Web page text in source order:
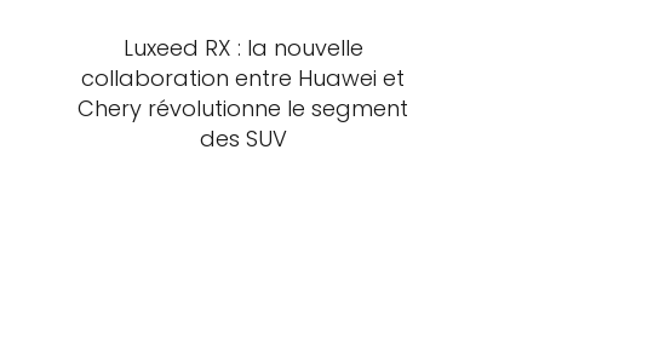
Luxeed RX : la nouvelle
collaboration entre Huawei et
Chery révolutionne le segment
des SUV